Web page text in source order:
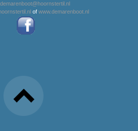
demarenboot@hoornstertil.nl
of www.demarenboot.nl